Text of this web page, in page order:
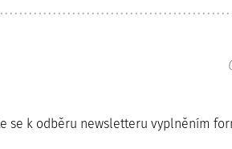
se k odběru newsletteru vyplněním